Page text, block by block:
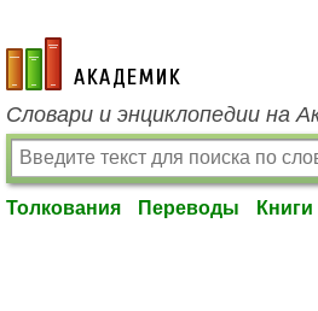
academic.ru
Словари и энциклопедии на
Толкования Переводы Книги